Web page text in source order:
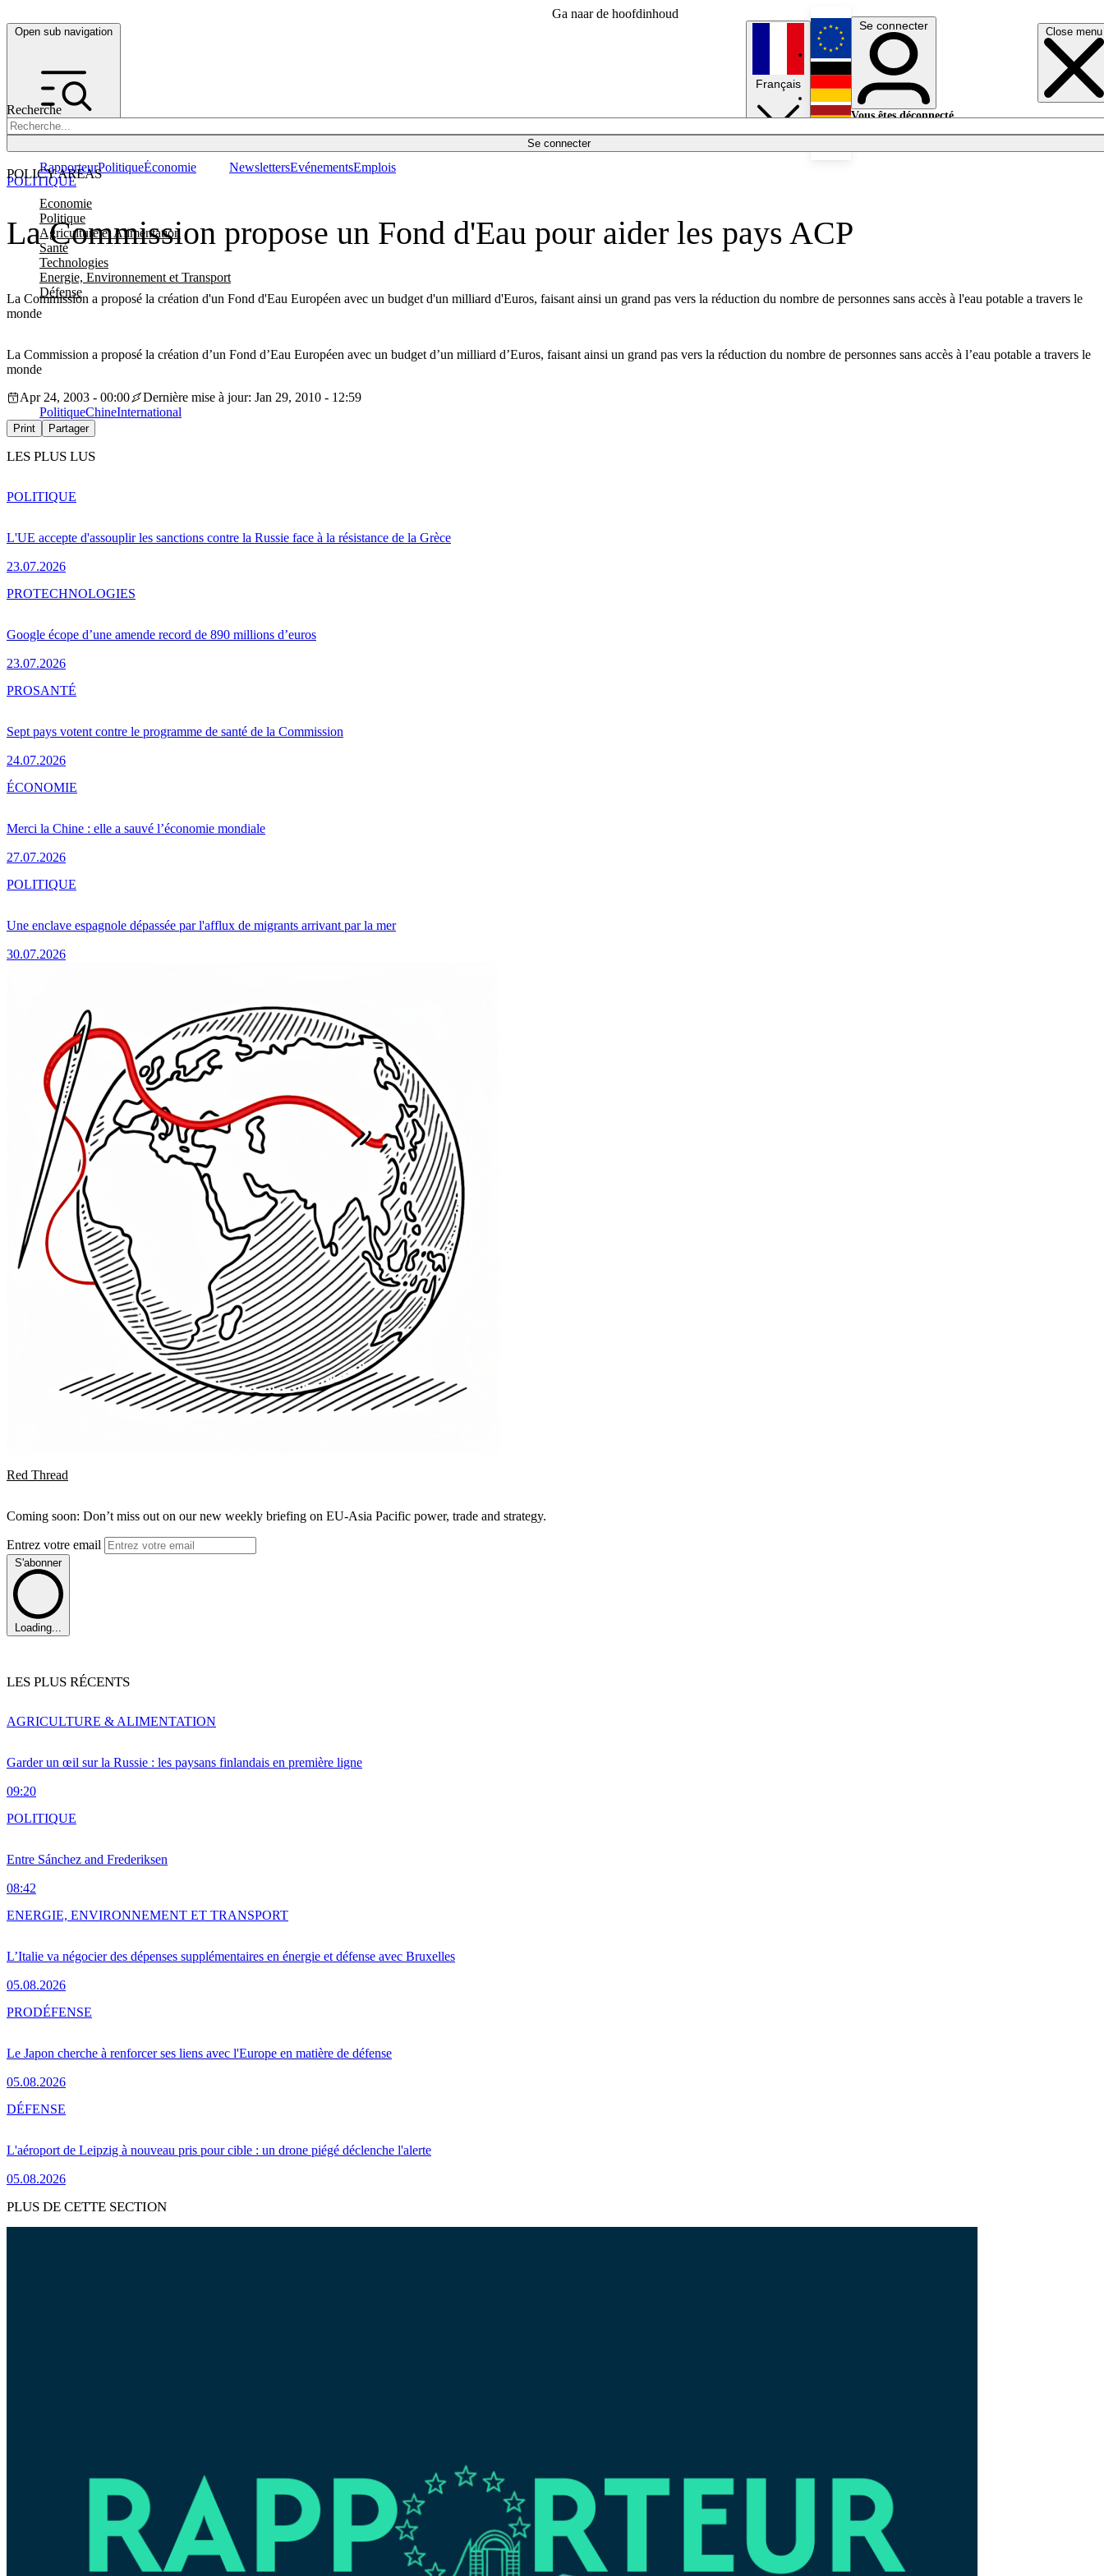
Ga naar de hoofdinhoud
Open sub navigation Close menu
Recherche
Se connecter
POLICY AREAS
Economie
Politique
Agriculture et Alimentation
Santé
Technologies
Energie, Environnement et Transport
Défense
RapporteurPolitiqueÉconomie NewslettersEvénementsEmplois
Français
English
Deutsch
Se connecter
Vous êtes déconnecté.
La Commission propose un Fond d'Eau pour aider les pays ACP
La Commission a proposé la création d'un Fond d'Eau Européen avec un budget d'un milliard d'Euros, faisant ainsi un grand pas vers la réduction du nombre de personnes sans accès à l'eau potable a travers le
monde
POLITIQUE
La Commission a proposé la création d’un Fond d’Eau Européen avec un budget d’un milliard d’Euros, faisant ainsi un grand pas vers la réduction du nombre de personnes sans accès à l’eau potable a travers le
monde
Apr 24, 2003 - 00:00
Dernière mise à jour: Jan 29, 2010 - 12:59
PolitiqueChineInternational
Print Partager
LES PLUS LUS
L'UE accepte d'assouplir les sanctions contre la Russie face à la résistance de la Grèce
23.07.2026
POLITIQUE
Google écope d’une amende record de 890 millions d’euros
23.07.2026
PROTECHNOLOGIES
Sept pays votent contre le programme de santé de la Commission
24.07.2026
PROSANTÉ
Merci la Chine : elle a sauvé l’économie mondiale
27.07.2026
ÉCONOMIE
Une enclave espagnole dépassée par l'afflux de migrants arrivant par la mer
30.07.2026
POLITIQUE
Red Thread
Coming soon: Don’t miss out on our new weekly briefing on EU-Asia Pacific power, trade and strategy.
Entrez votre email
S'abonner
Loading...
LES PLUS RÉCENTS
Garder un œil sur la Russie : les paysans finlandais en première ligne
09:20
AGRICULTURE & ALIMENTATION
Entre Sánchez and Frederiksen
08:42
POLITIQUE
L’Italie va négocier des dépenses supplémentaires en énergie et défense avec Bruxelles
05.08.2026
ENERGIE, ENVIRONNEMENT ET TRANSPORT
Le Japon cherche à renforcer ses liens avec l'Europe en matière de défense
05.08.2026
PRODÉFENSE
L'aéroport de Leipzig à nouveau pris pour cible : un drone piégé déclenche l'alerte
05.08.2026
DÉFENSE
PLUS DE CETTE SECTION